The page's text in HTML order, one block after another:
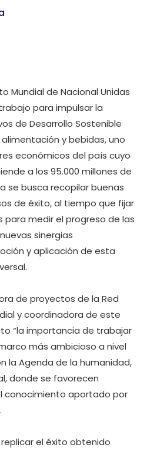
Mundial de Nacional Unidas
para impulsar la
de Desarrollo Sostenible
y bebidas, uno
económicos del país cuyo
a los 95.000 millones de
se busca recopilar buenas
de éxito, al tiempo que fijar
para medir el progreso de las
sinergias
y aplicación de esta
de proyectos de la Red
y coordinadora de este
“la importancia de trabajar
más ambicioso a nivel
la Agenda de la humanidad,
donde se favorecen
conocimiento aportado por
el éxito obtenido